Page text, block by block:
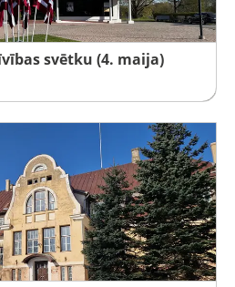
svētku (4. maija)